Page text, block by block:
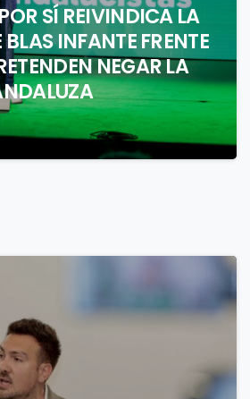
SÍ REIVINDICA LA
INFANTE FRENTE
NEGAR LA